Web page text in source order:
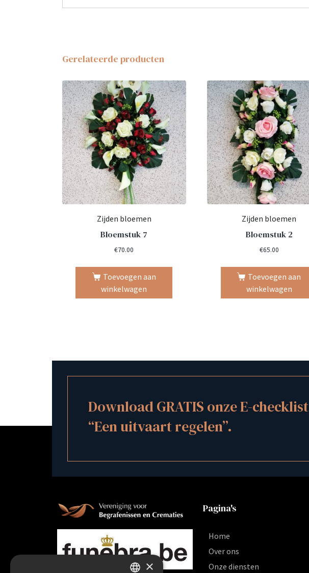
Gerelateerde producten
Zijden bloemen
Bloemstuk 7
€70.00
Toevoegen aan
winkelwagen
Zijden bloemen
Bloemstuk 2
€65.00
Toevoegen aan
winkelwagen
Download GRATIS onze E-checklist
“Een uitvaart regelen”.
Pagina's
Home
Over ons
Onze diensten
×